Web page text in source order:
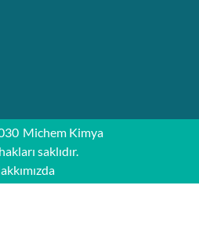
Michem Kimya
saklıdır.